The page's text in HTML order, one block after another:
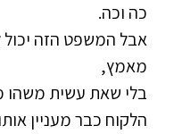
כה וכה.
אבל המשפט הזה יכול
מאמץ,
בלי שאת עשית משהו
הלקוח כבר מעניין